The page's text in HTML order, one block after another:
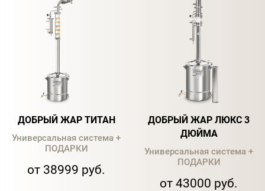
ДОБРЫЙ ЖАР ТИТАН
Универсальная система +
ПОДАРКИ
от 38999 руб.
ДОБРЫЙ ЖАР ЛЮКС 3
ДЮЙМА
Универсальная система +
ПОДАРКИ
от 43000 руб.